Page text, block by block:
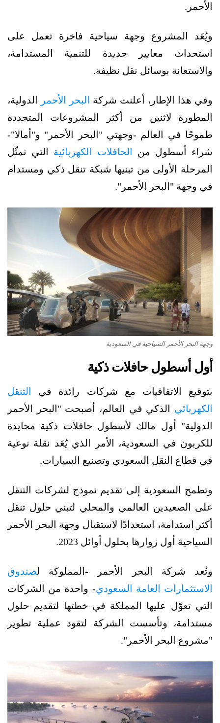
الأحمر.
ويُعَد المشروع وجهة سياحية فاخرة تعمل على
استحداث معايير جديدة للتنمية المستدامة،
والاستعانة بوسائل نقل نظيفة.
وفي هذا الإطار، أعلنت شركة البحر الأحمر
الدولية،
المطورة لاثنين من أكثر المشروعات المتجددة
طموحًا في العالم -وجهتي "البحر الأحمر" و"أمالا"-
شراء أسطول من الحافلات الكهربائية التي تمثّل
المرحلة الأولى من تبنيها شبكة تنقل ذكي ومستدام
في وجهة "البحر الأحمر".
وجهة البحر الأحمر السياحية في السعودية
أول أسطول حافلات ذكية
بتوقيع الاتفاقيات مع شركات رائدة في
التنقل
الكهربائي الذكي في العالم، أصبحت "البحر الأحمر
الدولية" أول مالك لأسطول حافلات ذكية محايدة
للكربون في السعودية، الأمر الذي يُعَد نقلة نوعية
في قطاع النقل السعودي وتصنيع السيارات.
وتطمح السعودية إلى تقديم نموذج لشركات التنقل
على الصعيدين العالمي والمحلي لتبني حلول تنقل
أكثر استدامة، استعدادًا لاستقبال وجهة البحر الأحمر
السياحية أول زوارها بحلول أوائل 2023.
وتُعد شركة البحر الأحمر -المملوكة لصندوق
الاستثمارات العامة السعودي- واحدة من الشركات
التي تعوّل عليها المملكة في خطتها لتقديم حلول
مستدامة، وتأسست الشركة لتقود عملية تطوير
"مشروع البحر الأحمر".